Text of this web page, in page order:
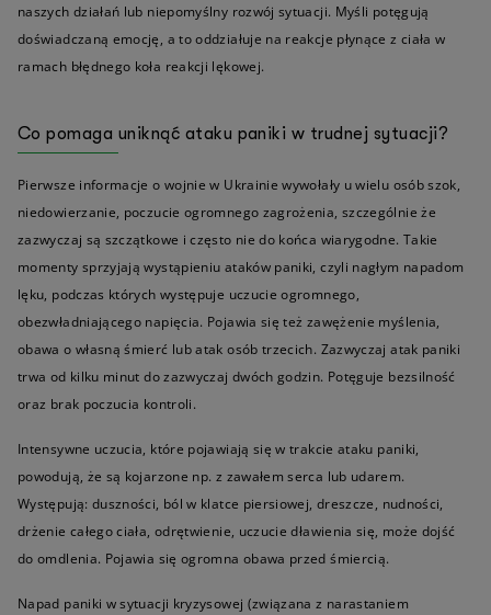
naszych działań lub niepomyślny rozwój sytuacji. Myśli potęgują
doświadczaną emocję, a to oddziałuje na reakcje płynące z ciała w
ramach błędnego koła reakcji lękowej.
Co pomaga uniknąć ataku paniki w trudnej sytuacji?
Pierwsze informacje o wojnie w Ukrainie wywołały u wielu osób szok,
niedowierzanie, poczucie ogromnego zagrożenia, szczególnie że
zazwyczaj są szczątkowe i często nie do końca wiarygodne. Takie
momenty sprzyjają wystąpieniu ataków paniki, czyli nagłym napadom
lęku, podczas których występuje uczucie ogromnego,
obezwładniającego napięcia. Pojawia się też zawężenie myślenia,
obawa o własną śmierć lub atak osób trzecich. Zazwyczaj atak paniki
trwa od kilku minut do zazwyczaj dwóch godzin. Potęguje bezsilność
oraz brak poczucia kontroli.
Intensywne uczucia, które pojawiają się w trakcie ataku paniki,
powodują, że są kojarzone np. z zawałem serca lub udarem.
Występują: duszności, ból w klatce piersiowej, dreszcze, nudności,
drżenie całego ciała, odrętwienie, uczucie dławienia się, może dojść
do omdlenia. Pojawia się ogromna obawa przed śmiercią.
Napad paniki w sytuacji kryzysowej (związana z narastaniem